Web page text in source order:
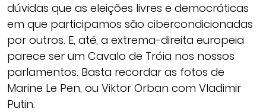
dúvidas que as eleições livres e democráticas
em que participamos são cibercondicionadas
por outros. E, até, a extrema-direita europeia
parece ser um Cavalo de Tróia nos nossos
parlamentos. Basta recordar as fotos de
Marine Le Pen, ou Viktor Orban com Vladimir
Putin.